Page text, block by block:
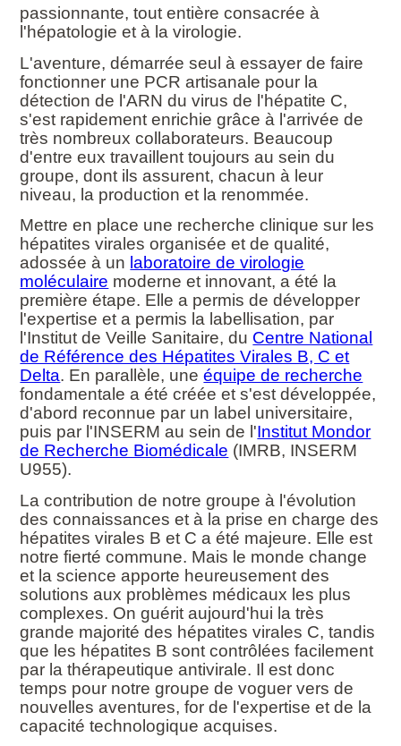
passionnante, tout entière consacrée à
l'hépatologie et à la virologie.
L'aventure, démarrée seul à essayer de faire
fonctionner une PCR artisanale pour la
détection de l'ARN du virus de l'hépatite C,
s'est rapidement enrichie grâce à l'arrivée de
très nombreux collaborateurs. Beaucoup
d'entre eux travaillent toujours au sein du
groupe, dont ils assurent, chacun à leur
niveau, la production et la renommée.
Mettre en place une recherche clinique sur les
hépatites virales organisée et de qualité,
adossée à un laboratoire de virologie
moléculaire moderne et innovant, a été la
première étape. Elle a permis de développer
l'expertise et a permis la labellisation, par
l'Institut de Veille Sanitaire, du Centre National
de Référence des Hépatites Virales B, C et
Delta. En parallèle, uneéquipe de recherche
fondamentale a été créée et s'est développée,
d'abord reconnue par un label universitaire,
puis par l'INSERM au sein de l'Institut Mondor
de Recherche Biomédicale (IMRB, INSERM
U955).
La contribution de notre groupe à l'évolution
des connaissances et à la prise en charge des
hépatites virales B et C a été majeure. Elle est
notre fierté commune. Mais le monde change
et la science apporte heureusement des
solutions aux problèmes médicaux les plus
complexes. On guérit aujourd'hui la très
grande majorité des hépatites virales C, tandis
que les hépatites B sont contrôlées facilement
par la thérapeutique antivirale. Il est donc
temps pour notre groupe de voguer vers de
nouvelles aventures, for de l'expertise et de la
capacité technologique acquises.